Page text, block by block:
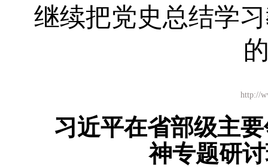
继续把党史总结学
http://
习近平在省部级主
神专题研